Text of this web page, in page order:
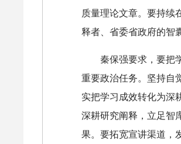
质量理论文章。要持续
释者、省委省政府的智
秦保强要求，要把
重要政治任务。坚持自
实把学习成效转化为深
深耕研究阐释，立足智
果。要拓宽宣讲渠道，